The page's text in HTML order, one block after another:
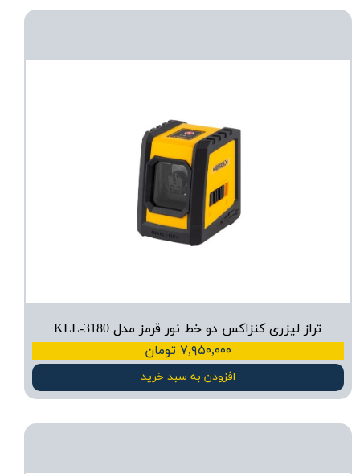
تراز لیزری کنزاکس دو خط نور قرمز مدل KLL-3180
۷,۹۵۰,۰۰۰ تومان
افزودن به سبد خرید